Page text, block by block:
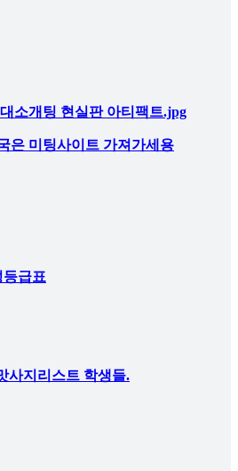
소개팅 현실판 아티팩트.jpg
은 미팅사이트 가져가세용
급표
사지리스트 학생들.